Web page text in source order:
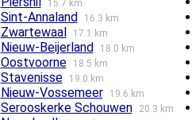
15.7 km
Sint-Annaland 16.3 km
Zwartewaal 17.1 km
Nieuw-Beijerland 18.0 km
Oostvoorne 18.5 km
Stavenisse 19.0 km
Nieuw-Vossemeer 19.6 km
Serooskerke Schouwen 20.3 km